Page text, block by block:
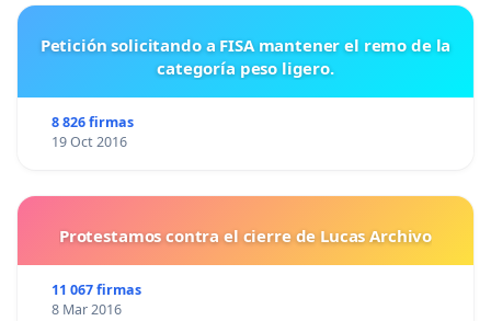
Petición solicitando a FISA mantener el remo de la
categoría peso ligero.
8 826 firmas
19 Oct 2016
Protestamos contra el cierre de Lucas Archivo
11 067 firmas
8 Mar 2016